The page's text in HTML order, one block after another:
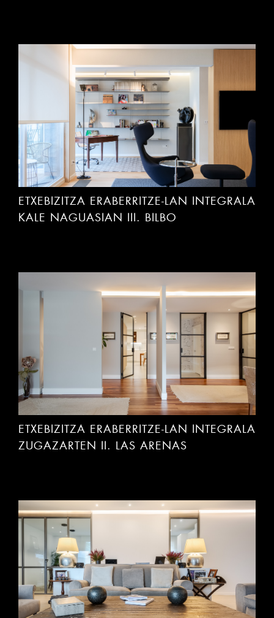
ETXEBIZITZA ERABERRITZE-LAN INTEGRALA
KALE NAGUASIAN III. BILBO
ETXEBIZITZA ERABERRITZE-LAN INTEGRALA
ZUGAZARTEN II. LAS ARENAS